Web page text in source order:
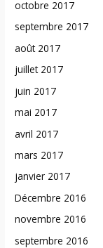
octobre 2017
septembre 2017
août 2017
juillet 2017
juin 2017
mai 2017
avril 2017
mars 2017
janvier 2017
Décembre 2016
novembre 2016
septembre 2016